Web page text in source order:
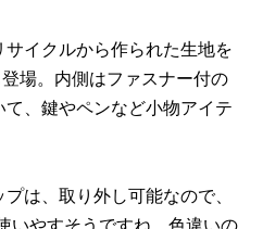
イクルから作られた生地を
場。内側はファスナー付の
、鍵やペンなど小物アイテ
は、取り外し可能なので、
いやすそうですね。色違いの